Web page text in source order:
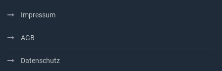
Impressum
AGB
Datenschutz